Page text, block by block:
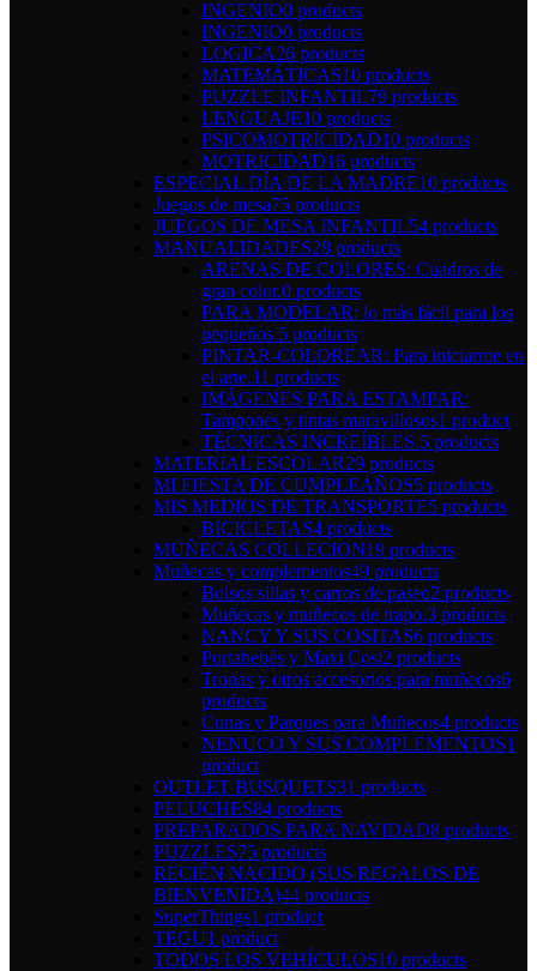
INGENIO0 products
INGENIO0 products
LOGICA26 products
MATEMÁTICAS10 products
PUZZLE INFANTIL79 products
LENGUAJE10 products
PSICOMOTRICIDAD10 products
MOTRICIDAD16 products
ESPECIAL DÍA DE LA MADRE10 products
Juegos de mesa75 products
JUEGOS DE MESA INFANTIL54 products
MANUALIDADES28 products
ARENAS DE COLORES: Cuadros de
gran color.0 products
PARA MODELAR: lo más fácil para los
pequeños.5 products
PINTAR-COLOREAR: Para iniciarme en
el arte.11 products
IMÁGENES PARA ESTAMPAR:
Tampones y tintas maravillosos1 product
TÉCNICAS INCREÍBLES.5 products
MATERIAL ESCOLAR29 products
MI FIESTA DE CUMPLEAÑOS5 products
MIS MEDIOS DE TRANSPORTE5 products
BICICLETAS4 products
MUÑECAS COLLECION19 products
Muñecas y complementos49 products
Bolsos sillas y carros de paseo2 products
Muñecas y muñecos de trapo.3 products
NANCY Y SUS COSITAS6 products
Portabebés y Maxi Cosi2 products
Tronas y otros accesorios para muñecos6
products
Cunas y Parques para Muñecos4 products
NENUCO Y SUS COMPLEMENTOS1
product
OUTLET BUSQUETS31 products
PELUCHES84 products
PREPARADOS PARA NAVIDAD8 products
PUZZLES75 products
RECIÉN NACIDO (SUS REGALOS DE
BIENVENIDA)44 products
SuperThings1 product
TEGU1 product
TODOS LOS VEHÍCULOS10 products